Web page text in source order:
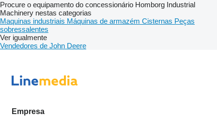
Procure o equipamento do concessionário Homborg Industrial
Machinery nestas categorias
Maquinas industriais Máquinas de armazém Cisternas Peças
sobressalentes
Ver igualmente
Vendedores de John Deere
Empresa